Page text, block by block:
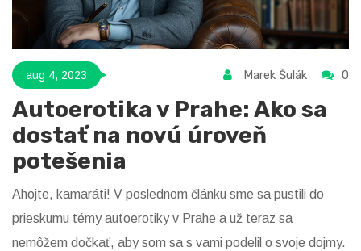
aug 4, 2023 Marek Šulák 0
Autoerotika v Prahe: Ako sa
dostať na novú úroveň
potešenia
Ahojte, kamaráti! V poslednom článku sme sa pustili do
prieskumu témy autoerotiky v Prahe a už teraz sa
nemôžem dočkať, aby som sa s vami podelil o svoje dojmy.